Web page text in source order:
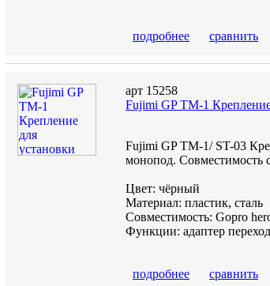
подробнее сравнить
арт 15258
Fujimi GP TM-1
Fujimi GP TM-1/ ST-03
монопод. Совместимость
Цвет: чёрный
Материал: пластик, сталь
Совместимость: Gopro
Функции: адаптер
подробнее сравнить